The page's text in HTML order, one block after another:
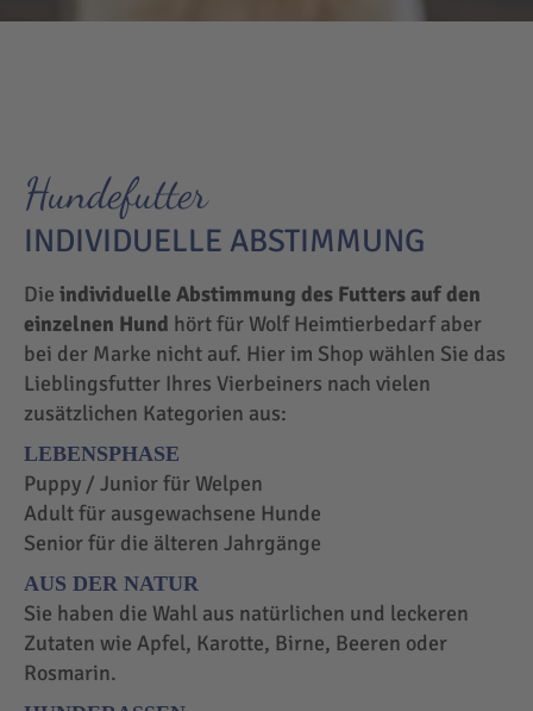
Hundefutter
INDIVIDUELLE ABSTIMMUNG
Die individuelle Abstimmung des Futters auf den
einzelnen Hund hört für Wolf Heimtierbedarf aber
bei der Marke nicht auf. Hier im Shop wählen Sie das
Lieblingsfutter Ihres Vierbeiners nach vielen
zusätzlichen Kategorien aus:
LEBENSPHASE
Puppy / Junior für Welpen
Adult für ausgewachsene Hunde
Senior für die älteren Jahrgänge
AUS DER NATUR
Sie haben die Wahl aus natürlichen und leckeren
Zutaten wie Apfel, Karotte, Birne, Beeren oder
Rosmarin.